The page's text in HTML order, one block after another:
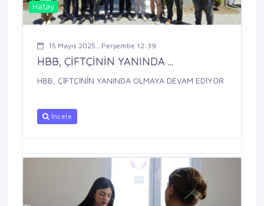
Hatay
15 Mayıs 2025 , Perşembe 12:39
HBB, ÇİFTÇİNİN YANINDA ...
HBB, ÇİFTÇİNİN YANINDA OLMAYA DEVAM EDİYOR
İncele